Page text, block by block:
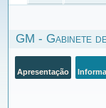
GM - Gabinete
Apresentação